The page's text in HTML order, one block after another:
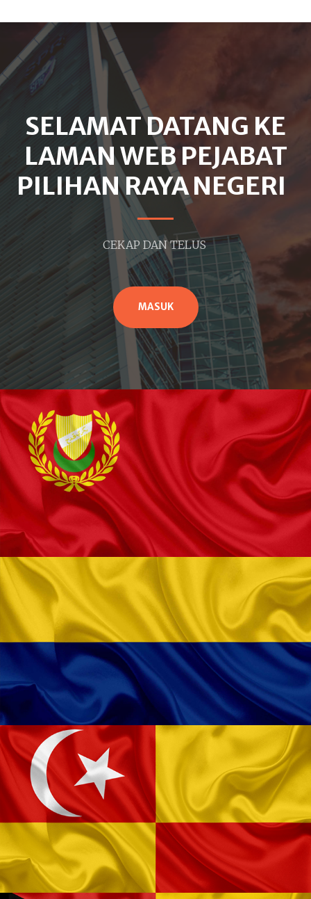
SELAMAT DATANG KE
LAMAN WEB PEJABAT
PILIHAN RAYA NEGERI
CEKAP DAN TELUS
MASUK